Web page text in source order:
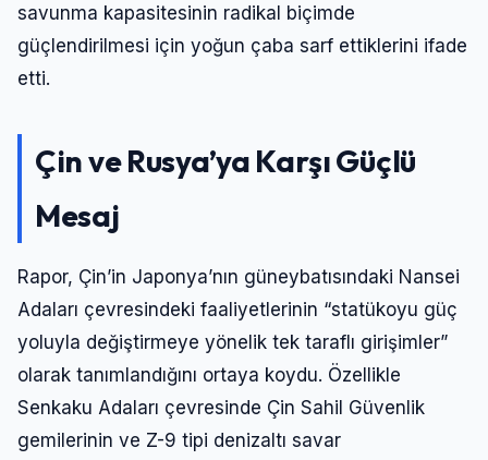
savunma kapasitesinin radikal biçimde
güçlendirilmesi için yoğun çaba sarf ettiklerini ifade
etti.
Çin ve Rusya’ya Karşı Güçlü
Mesaj
Rapor, Çin’in Japonya’nın güneybatısındaki Nansei
Adaları çevresindeki faaliyetlerinin “statükoyu güç
yoluyla değiştirmeye yönelik tek taraflı girişimler”
olarak tanımlandığını ortaya koydu. Özellikle
Senkaku Adaları çevresinde Çin Sahil Güvenlik
gemilerinin ve Z-9 tipi denizaltı savar